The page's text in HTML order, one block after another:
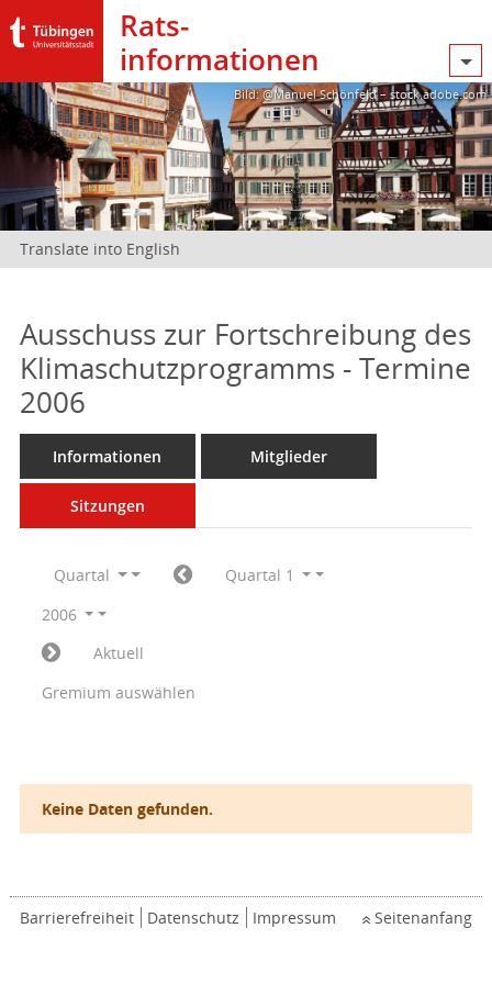
Rats­
informationen
Bild: @Manuel Schönfeld – stock.adobe.com
Translate into English
Ausschuss zur Fortschreibung des
Klimaschutzprogramms - Termine
2006
Informationen Mitglieder
Sitzungen
Quartal
Quartal 1
2006
Aktuell
Gremium auswählen
Keine Daten gefunden.
Barrierefreiheit Datenschutz Impressum Seitenanfang